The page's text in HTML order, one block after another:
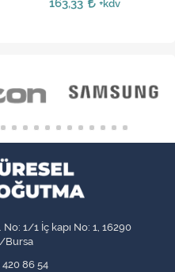
163,33 +kdv
1/1 İç kapı No: 1, 16290
Bursa
420 86 54